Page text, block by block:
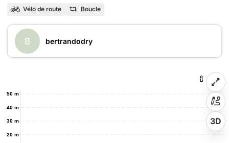
Vélo de route Boucle
B bertrandodry
20 m
30 m
40 m
50 m
3D